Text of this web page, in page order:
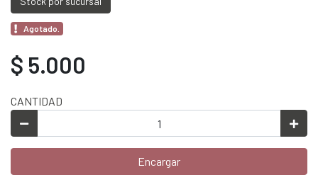
Agotado.
$ 5.000
CANTIDAD
Encargar